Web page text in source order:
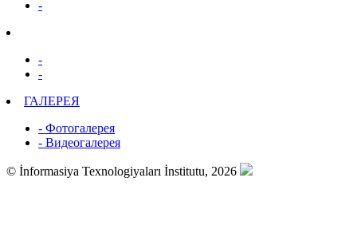
-
-
-
ГАЛЕРЕЯ
- Фотогалерея
- Видеогалерея
© İnformasiya Texnologiyaları İnstitutu, 2026